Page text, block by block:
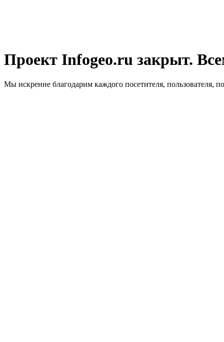
Проект Infogeo.ru закрыт.
Мы искренне благодарим каждого посетителя, пользователя,